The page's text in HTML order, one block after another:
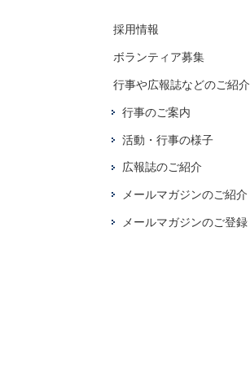
採用情報
ボランティア募集
行事や広報誌などのご紹介
行事のご案内
活動・行事の様子
広報誌のご紹介
メールマガジンのご紹介
メールマガジンのご登録